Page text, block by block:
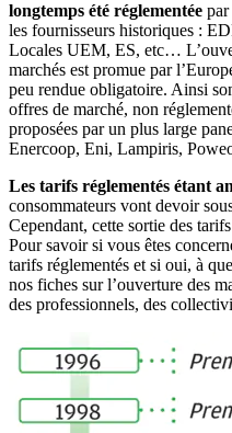
longtemps été réglementée
les fournisseurs historiques :
Locales UEM, ES, etc…
marchés est promue par
peu rendue obligatoire. Ainsi
offres de marché, non
proposées par un plus large
Enercoop, Eni, Lampiris,
Les tarifs réglementés étant
consommateurs vont devoir
Cependant, cette sortie des
Pour savoir si vous êtes
tarifs réglementés et si oui, à
nos fiches sur l’ouverture des
des professionnels, des